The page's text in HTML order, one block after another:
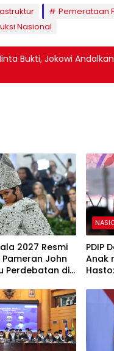
Pemerataan
Nasional
Bukti, Jokowi
2027 Resmi
Pameran John
Perdebatan di
PDIP
Anak